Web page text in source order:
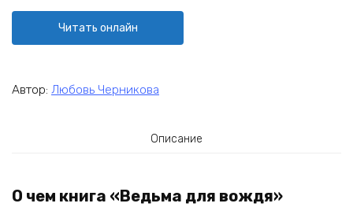
Читать онлайн
Автор: Любовь Черникова
Описание
О чем книга «Ведьма для вождя»